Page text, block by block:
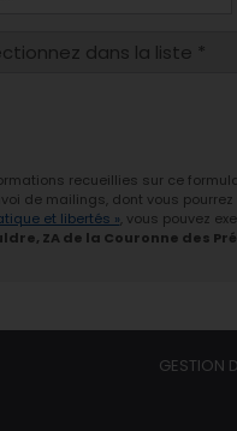
recueillies sur ce
de mailings, dont vous
et libertés » , vous pouvez
ZA de la Couronne des
GESTION